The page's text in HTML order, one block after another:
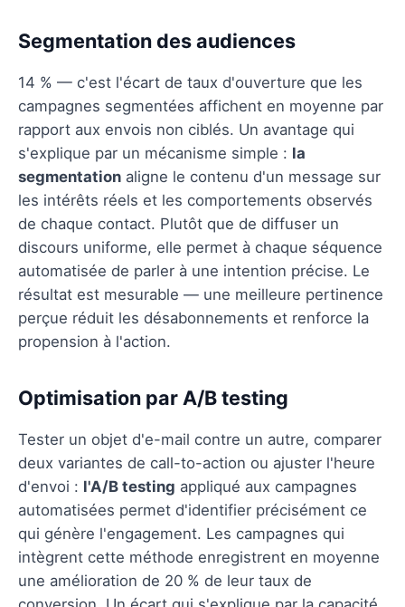
Segmentation des audiences
14 % — c'est l'écart de taux d'ouverture que les
campagnes segmentées affichent en moyenne par
rapport aux envois non ciblés. Un avantage qui
s'explique par un mécanisme simple : la
segmentation aligne le contenu d'un message sur
les intérêts réels et les comportements observés
de chaque contact. Plutôt que de diffuser un
discours uniforme, elle permet à chaque séquence
automatisée de parler à une intention précise. Le
résultat est mesurable — une meilleure pertinence
perçue réduit les désabonnements et renforce la
propension à l'action.
Optimisation par A/B testing
Tester un objet d'e-mail contre un autre, comparer
deux variantes de call-to-action ou ajuster l'heure
d'envoi : l'A/B testing appliqué aux campagnes
automatisées permet d'identifier précisément ce
qui génère l'engagement. Les campagnes qui
intègrent cette méthode enregistrent en moyenne
une amélioration de 20 % de leur taux de